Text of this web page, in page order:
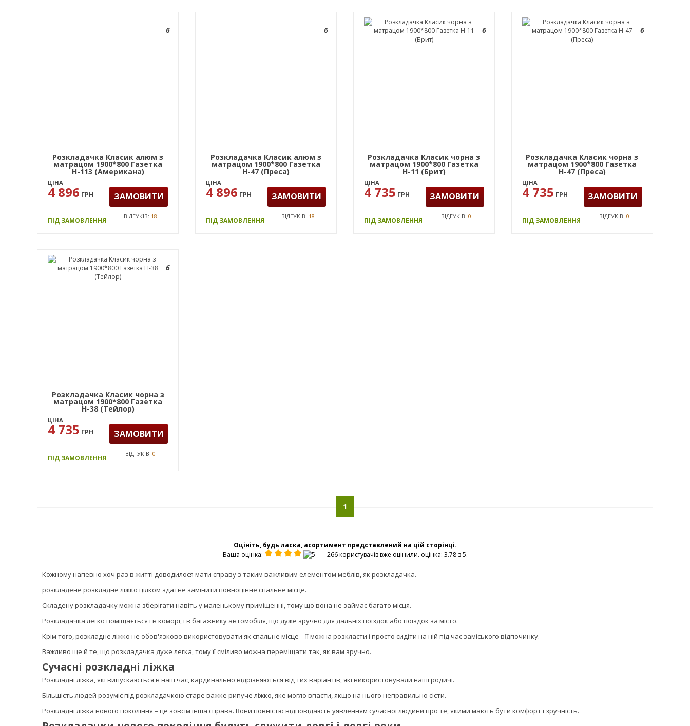
6
Розкладачка Класик алюм з
матрацом 1900*800 Газетка
Н-113 (Американа)
ЦІНА
4 896 ГРН ЗАМОВИТИ
ПІД ЗАМОВЛЕННЯ
ВІДГУКІВ: 18
6
Розкладачка Класик алюм з
матрацом 1900*800 Газетка
Н-47 (Преса)
ЦІНА
4 896 ГРН ЗАМОВИТИ
ПІД ЗАМОВЛЕННЯ
ВІДГУКІВ: 18
6
Розкладачка Класик чорна з
матрацом 1900*800 Газетка
Н-11 (Брит)
ЦІНА
4 735 ГРН ЗАМОВИТИ
ПІД ЗАМОВЛЕННЯ
ВІДГУКІВ:0
6
Розкладачка Класик чорна з
матрацом 1900*800 Газетка
Н-47 (Преса)
ЦІНА
4 735 ГРН ЗАМОВИТИ
ПІД ЗАМОВЛЕННЯ
ВІДГУКІВ:0
6
Розкладачка Класик чорна з
матрацом 1900*800 Газетка
Н-38 (Тейлор)
ЦІНА
4 735 ГРН ЗАМОВИТИ
ПІД ЗАМОВЛЕННЯ
ВІДГУКІВ: 0
1
Оцініть, будь ласка, асортимент представлений на цій сторінці.
Ваша оцінка:
266 користувачів вже оцінили. оцінка: 3.78 з 5.
Кожному напевно хоч раз в житті доводилося мати справу з таким важливим елементом меблів, як розкладачка.
розкладене розкладне ліжко цілком здатне замінити повноцінне спальне місце.
Складену розкладачку можна зберігати навіть у маленькому приміщенні, тому що вона не займає багато місця.
Розкладачка легко поміщається і в коморі, і в багажнику автомобіля, що дуже зручно для дальніх поїздок або поїздок за місто.
Крім того, розкладне ліжко не обов'язково використовувати як спальне місце – її можна розкласти і просто сидіти на ній під час заміського відпочинку.
Важливо ще й те, що розкладачка дуже легка, тому її сміливо можна переміщати так, як вам зручно.
Сучасні розкладні ліжка
Розкладні ліжка, які випускаються в наш час, кардинально відрізняються від тих варіантів, які використовували наші родичі.
Більшість людей розуміє під розкладачкою старе важке рипуче ліжко, яке могло впасти, якщо на нього неправильно сісти.
Розкладні ліжка нового покоління – це зовсім інша справа. Вони повністю відповідають уявленням сучасної людини про те, якими мають бути комфорт і зручність.